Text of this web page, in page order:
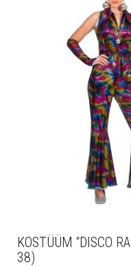
KOSTÜÜM “DISCO
38)